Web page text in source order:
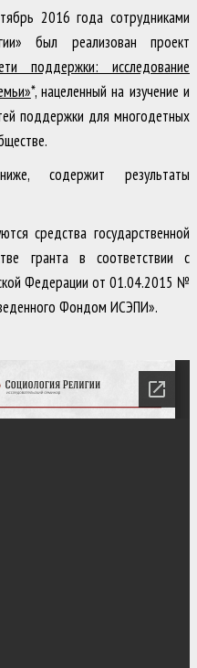
2016 года сотрудниками
был реализован проект
поддержки: исследование
*, нацеленный на изучение и
поддержки для многодетных
содержит результаты
средства государственной
гранта в соответствии с
Федерации от 01.04.2015 №
Фондом ИСЭПИ».